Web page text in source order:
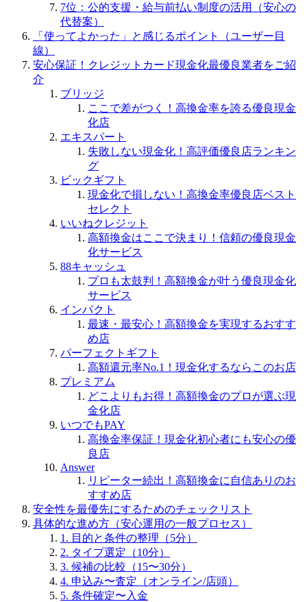
7位：公的支援・給与前払い制度の活用（安心の
代替案）
「使ってよかった」と感じるポイント（ユーザー目
線）
安心保証！クレジットカード現金化最優良業者をご紹
介
ブリッジ
ここで差がつく！高換金率を誇る優良現金
化店
エキスパート
失敗しない現金化！高評価優良店ランキン
グ
ビックギフト
現金化で損しない！高換金率優良店ベスト
セレクト
いいねクレジット
高額換金はここで決まり！信頼の優良現金
化サービス
88キャッシュ
プロも太鼓判！高額換金が叶う優良現金化
サービス
インパクト
最速・最安心！高額換金を実現するおすす
め店
パーフェクトギフト
高額還元率No.1！現金化するならこのお店
プレミアム
どこよりもお得！高額換金のプロが選ぶ現
金化店
いつでもPAY
高換金率保証！現金化初心者にも安心の優
良店
Answer
リピーター続出！高額換金に自信ありのお
すすめ店
安全性を最優先にするためのチェックリスト
具体的な進め方（安心運用の一般プロセス）
1. 目的と条件の整理（5分）
2. タイプ選定（10分）
3. 候補の比較（15〜30分）
4. 申込み〜査定（オンライン/店頭）
5. 条件確定〜入金